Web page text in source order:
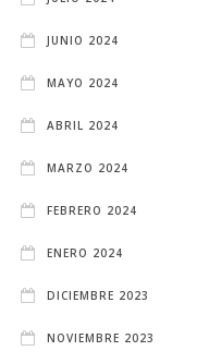
JUNIO 2024
MAYO 2024
ABRIL 2024
MARZO 2024
FEBRERO 2024
ENERO 2024
DICIEMBRE 2023
NOVIEMBRE 2023